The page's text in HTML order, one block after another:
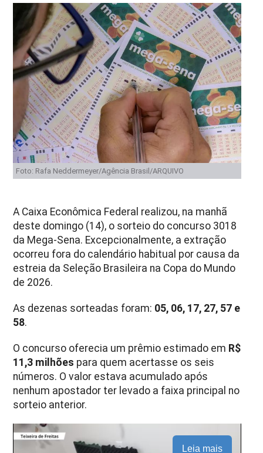
Foto: Rafa Neddermeyer/Agência Brasil/ARQUIVO
A Caixa Econômica Federal realizou, na manhã
deste domingo (14), o sorteio do concurso 3018
da Mega-Sena. Excepcionalmente, a extração
ocorreu fora do calendário habitual por causa da
estreia da Seleção Brasileira na Copa do Mundo
de 2026.
As dezenas sorteadas foram: 05, 06, 17, 27, 57 e
58.
O concurso oferecia um prêmio estimado em R$
11,3 milhões para quem acertasse os seis
números. O valor estava acumulado após
nenhum apostador ter levado a faixa principal no
sorteio anterior.
Leia mais